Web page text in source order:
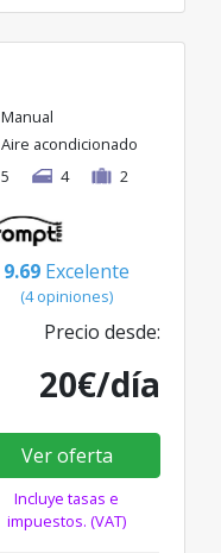
Manual
Aire acondicionado
5
4 2
9.69 Excelente
(4 opiniones)
Precio desde:
20€/día
Ver oferta
Incluye tasas e
impuestos. (VAT)